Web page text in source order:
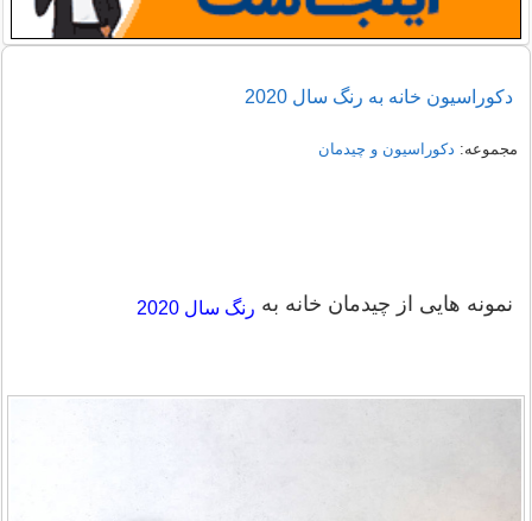
دکوراسیون خانه به رنگ سال 2020
مجموعه: دکوراسیون و چیدمان
نمونه هایی از چیدمان خانه به رنگ سال 2020